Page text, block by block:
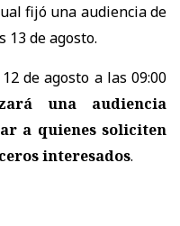
fijó una audiencia de
13 de agosto.
de agosto a las 09:00
una audiencia
a quienes soliciten
interesados.